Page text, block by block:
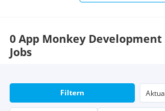
0 App Monkey Development
Jobs
Filtern